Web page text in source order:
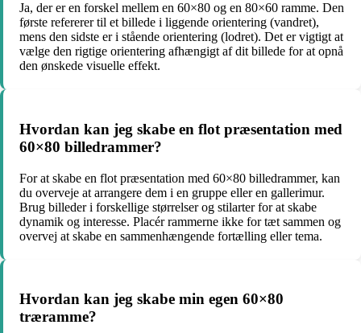
Ja, der er en forskel mellem en 60×80 og en 80×60 ramme. Den
første refererer til et billede i liggende orientering (vandret),
mens den sidste er i stående orientering (lodret). Det er vigtigt at
vælge den rigtige orientering afhængigt af dit billede for at opnå
den ønskede visuelle effekt.
Hvordan kan jeg skabe en flot præsentation med
60×80 billedrammer?
For at skabe en flot præsentation med 60×80 billedrammer, kan
du overveje at arrangere dem i en gruppe eller en gallerimur.
Brug billeder i forskellige størrelser og stilarter for at skabe
dynamik og interesse. Placér rammerne ikke for tæt sammen og
overvej at skabe en sammenhængende fortælling eller tema.
Hvordan kan jeg skabe min egen 60×80
træramme?